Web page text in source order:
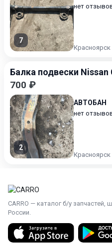
7
нет
Красноярск
Балка подвески
700 ₽
2
АВТОБАН
нет
Красноярск
CARRO — каталог б/у
России.